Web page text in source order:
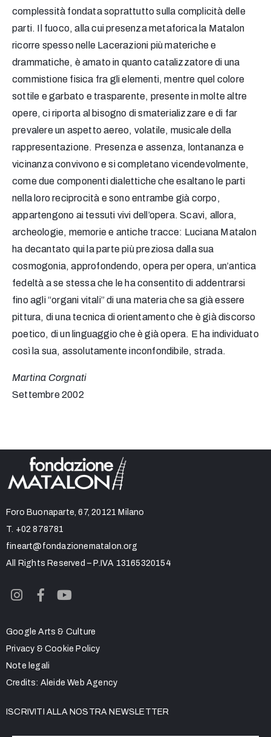
complessità fondata soprattutto sulla complicità delle
parti. Il fuoco, alla cui presenza metaforica la Matalon
ricorre spesso nelle Lacerazioni più materiche e
drammatiche, è amato in quanto catalizzatore di una
commistione fisica fra gli elementi, mentre quel colore
sottile e garbato e trasparente, presente in molte altre
opere, ci riporta al bisogno di smaterializzare e di far
prevalere un aspetto aereo, volatile, musicale della
rappresentazione. Presenza e assenza, lontananza e
vicinanza convivono e si completano vicendevolmente,
come due componenti dialettiche che esaltano le parti
nella loro reciprocità e sono entrambe già corpo,
appartengono ai tessuti vivi dell’opera. Scavi, allora,
archeologie, memorie e antiche tracce: Luciana Matalon
ha decantato qui la parte più preziosa dalla sua
cosmogonia, approfondendo, opera per opera, un’antica
fedeltà a se stessa che le ha consentito di addentrarsi
fino agli “organi vitali” di una materia che sa già essere
pittura, di una tecnica di orientamento che è già discorso
poetico, di un linguaggio che è già opera. E ha individuato
così la sua, assolutamente inconfondibile, strada.
Martina Corgnati
Settembre 2002
Foro Buonaparte, 67, 20121 Milano
T. +02 878781
fineart@fondazionematalon.org
All Rights Reserved – P.IVA 13165320154
Google Arts & Culture
Privacy & Cookie Policy
Note legali
Credits: Aleide Web Agency
ISCRIVITI ALLA NOSTRA NEWSLETTER